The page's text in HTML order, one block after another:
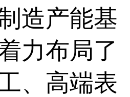
造产能基
力布局了
、高端表